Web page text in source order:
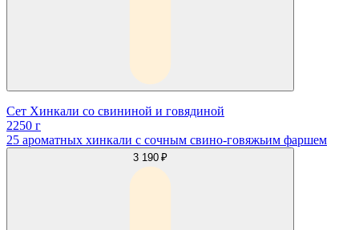
Сет Хинкали со свининой и говядиной
2250 г
25 ароматных хинкали с сочным свино-говяжьим фаршем
3 190 ₽